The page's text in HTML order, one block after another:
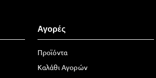
Αγορές
Προϊόντα
Καλάθι Αγορών